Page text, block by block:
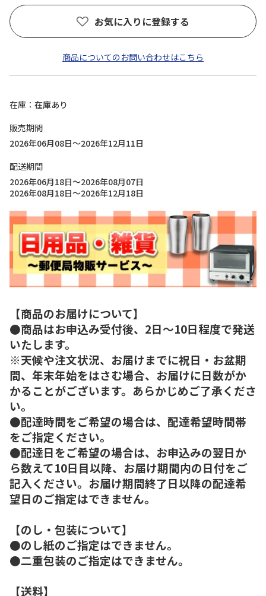
お気に入りに登録する
商品についてのお問い合わせはこちら
在庫
在庫あり
販売期間
2026年06月08日～2026年12月11日
配送期間
2026年06月18日～2026年08月07日
2026年08月18日～2026年12月18日
【商品のお届けについて】
●商品はお申込み受付後、2日～10日程度で発送
いたします。
※天候や注文状況、お届けまでに祝日・お盆期
間、年末年始をはさむ場合、お届けに日数がか
かることがございます。あらかじめご了承くださ
い。
●配達時間をご希望の場合は、配達希望時間帯
をご指定ください。
●配達日をご希望の場合は、お申込みの翌日か
ら数えて10日目以降、お届け期間内の日付をご
記入ください。お届け期間終了日以降の配達希
望日のご指定はできません。
【のし・包装について】
●のし紙のご指定はできません。
●二重包装のご指定はできません。
【送料】